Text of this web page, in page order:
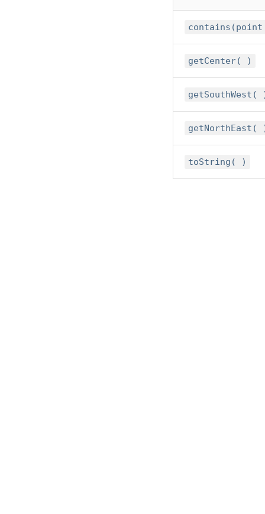
contains(point
getCenter( )
getSouthWest(
toString( )